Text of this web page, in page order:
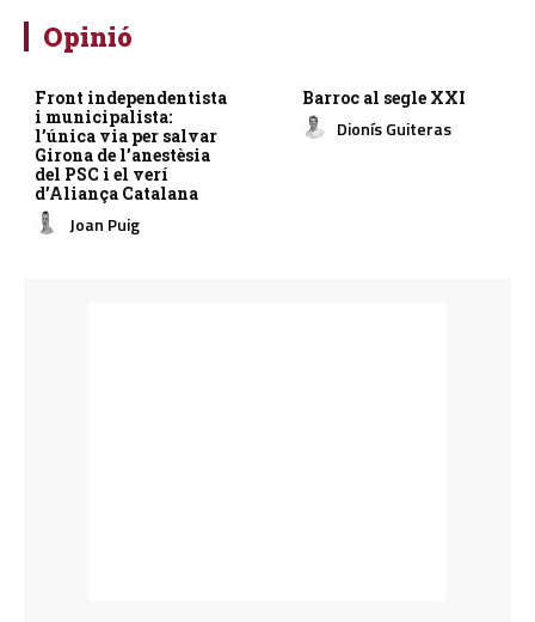
Opinió
Front independentista
i municipalista:
l’única via per salvar
Girona de l’anestèsia
del PSC i el verí
d’Aliança Catalana
Joan Puig
Barroc al segle XXI
Dionís Guiteras